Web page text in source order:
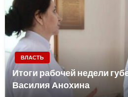
ВЛАСТЬ
Итоги рабочей недели
Василия Анохина